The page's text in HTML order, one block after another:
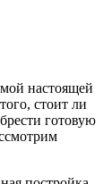
настоящей
стоит ли
готовую